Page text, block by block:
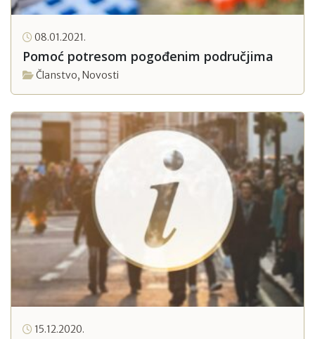
08.01.2021.
Pomoć potresom pogođenim područjima
Članstvo, Novosti
15.12.2020.